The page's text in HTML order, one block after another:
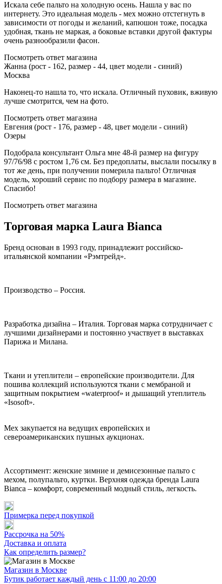
Искала себе пальто на холодную осень. Нашла у вас по
интернету. Это идеальная модель - мех можно отстегнуть в
зависимости от погоды и желаний, капюшон тоже, посадка
удобная, ткань не маркая, а боковые вставки другой фактуры
очень разнообразили фасон.
Посмотреть ответ магазина
Жанна (рост - 162, размер - 44, цвет модели - синий)
Москва
Наконец-то нашла то, что искала. Отличный пуховик, вживую
лучше смотрится, чем на фото.
Посмотреть ответ магазина
Евгения (рост - 176, размер - 48, цвет модели - синий)
Озеры
Подобрала консультант Ольга мне 48-й размер на фигуру
97/76/98 с ростом 1,76 см. Без предоплаты, выслали посылку в
тот же день, при получении померила пальто! Отличная
модель, хороший сервис по подбору размера в магазине.
Спасибо!
Посмотреть ответ магазина
Торговая марка Laura Bianca
Бренд основан в 1993 году, принадлежит российско-
итальянской компании «Рэмтрейд».
Производство – Россия.
Разработка дизайна – Италия. Торговая марка сотрудничает с
лучшими дизайнерами и постоянно участвует в выставках
Парижа и Милана.
Ткани и утеплители – европейские производители. Для
пошива коллекций используются ткани с мембраной и
защитным покрытием «waterproof» и дышащий утеплитель
«Isosoft».
Мех закупается на ведущих европейских и
североамериканских пушных аукционах.
Ассортимент: женские зимние и демисезонные пальто с
мехом, полупальто, куртки. Верхняя одежда бренда Laura
Bianca – комфорт, современный модный стиль, легкость.
Примерка перед покупкой
Рассрочка на 50%
Доставка и оплата
Как определить размер?
Магазин в Москве
Бутик работает каждый день с 11:00 до 20:00